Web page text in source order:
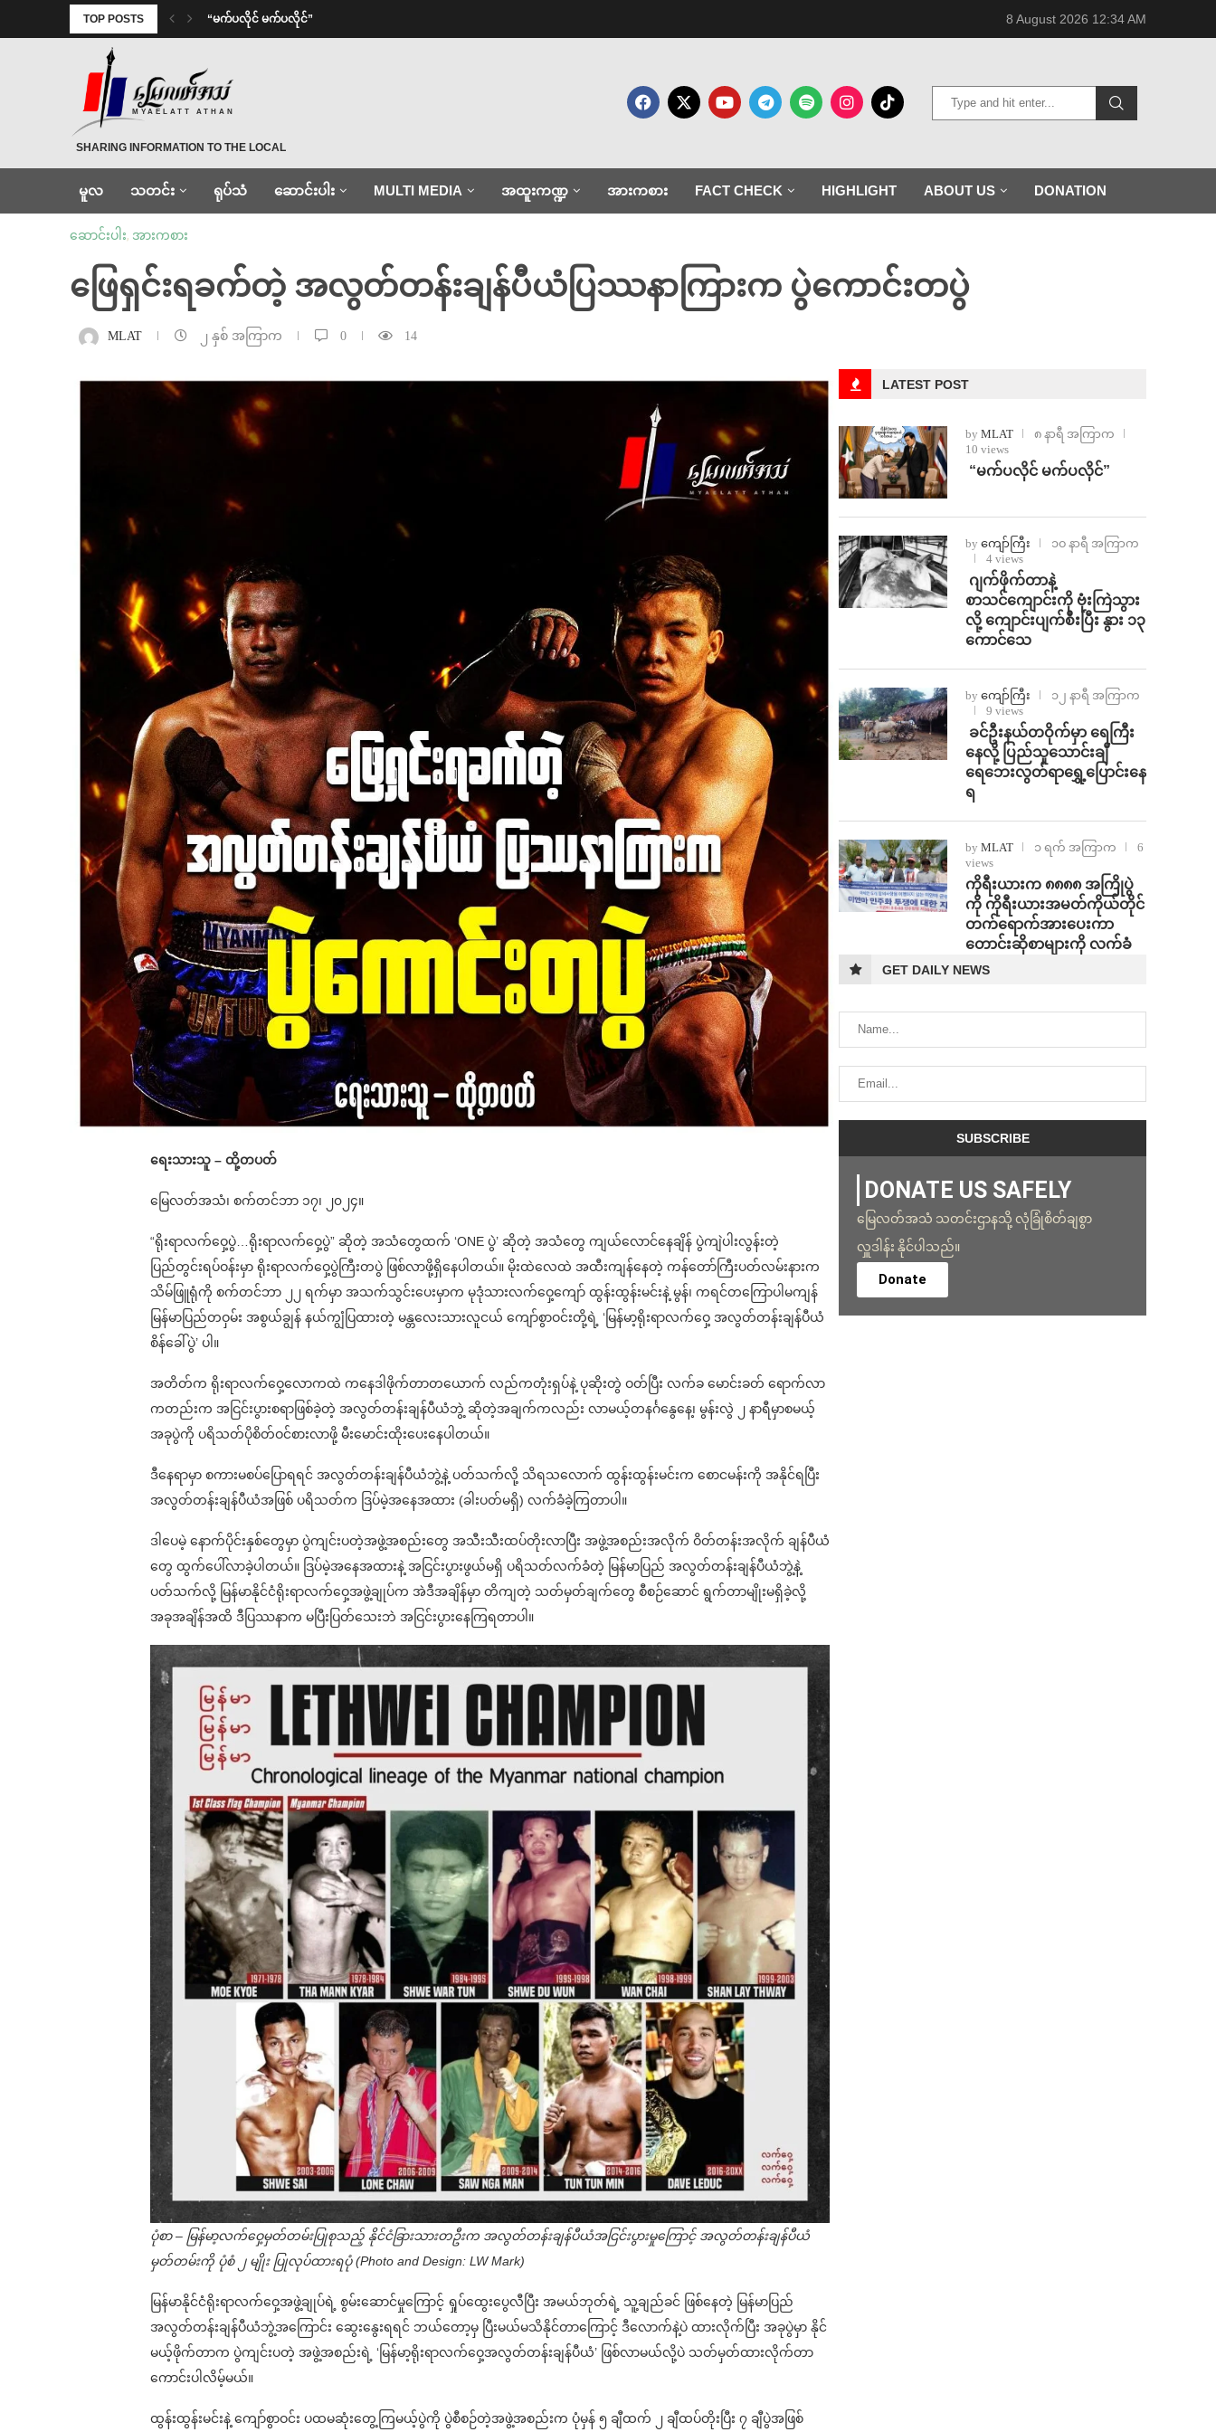
TOP POSTS ⁨ ⁨“မက်ပလိုင် မက်ပလိုင်” 8 August 2026 12:34 AM
MYAELATT ATHAN
SHARING INFORMATION TO THE LOCAL
မူလ သတင်း ရုပ်သံ ဆောင်းပါး MULTI MEDIA အထူးကဏ္ဍ အားကစား FACT CHECK HIGHLIGHT ABOUT US DONATION
ဆောင်းပါး, အားကစား
ဖြေရှင်းရခက်တဲ့ အလွတ်တန်းချန်ပီယံပြဿနာကြားက ပွဲကောင်းတပွဲ
MLAT ၂ နှစ် အကြာက 0 14
ရေးသားသူ – ထို့တပတ်
မြေလတ်အသံ၊ စက်တင်ဘာ ၁၇၊ ၂၀၂၄။
“ရိုးရာလက်ဝှေ့ပွဲ…ရိုးရာလက်ဝှေ့ပွဲ” ဆိုတဲ့ အသံတွေထက် ‘ONE ပွဲ’ ဆိုတဲ့ အသံတွေ ကျယ်လောင်နေချိန် ပွဲကျဲပါးလွန်းတဲ့
ပြည်တွင်းရပ်ဝန်းမှာ ရိုးရာလက်ဝှေ့ပွဲကြီးတပွဲ ဖြစ်လာဖို့ရှိနေပါတယ်။ မိုးထဲလေထဲ အထီးကျန်နေတဲ့ ကန်တော်ကြီးပတ်လမ်းနားက
သိမ်ဖြူရုံကို စက်တင်ဘာ ၂၂ ရက်မှာ အသက်သွင်းပေးမှာက မုဒုံသားလက်ဝှေ့ကျော် ထွန်းထွန်းမင်းနဲ့ မွန်၊ ကရင်တကြောပါမကျန်
မြန်မာပြည်တဝှမ်း အစွယ်ချွန် နယ်ကျွံပြထားတဲ့ မန္တလေးသားလူငယ် ကျော်စွာဝင်းတို့ရဲ့ ‘မြန်မာ့ရိုးရာလက်ဝှေ့ အလွတ်တန်းချန်ပီယံ
စိန်ခေါ်ပွဲ’ ပါ။
အတိတ်က ရိုးရာလက်ဝှေ့လောကထဲ ကနေဒါဖိုက်တာတယောက် လည်ကတုံးရှပ်နဲ့ ပုဆိုးတွဲ ဝတ်ပြီး လက်ခ မောင်းခတ် ရောက်လာ
ကတည်းက အငြင်းပွားစရာဖြစ်ခဲ့တဲ့ အလွတ်တန်းချန်ပီယံဘွဲ့ ဆိုတဲ့အချက်ကလည်း လာမယ့်တနင်္ဂနွေနေ့၊ မွန်းလွဲ ၂ နာရီမှာစမယ့်
အခုပွဲကို ပရိသတ်ပိုစိတ်ဝင်စားလာဖို့ မီးမောင်းထိုးပေးနေပါတယ်။
ဒီနေရာမှာ စကားမစပ်ပြောရရင် အလွတ်တန်းချန်ပီယံဘွဲ့နဲ့ ပတ်သက်လို့ သိရသလောက် ထွန်းထွန်းမင်းက စောငမန်းကို အနိုင်ရပြီး
အလွတ်တန်းချန်ပီယံအဖြစ် ပရိသတ်က ဒြပ်မဲ့အနေအထား (ခါးပတ်မရှိ) လက်ခံခဲ့ကြတာပါ။
ဒါပေမဲ့ နောက်ပိုင်းနှစ်တွေမှာ ပွဲကျင်းပတဲ့အဖွဲ့အစည်းတွေ အသီးသီးထပ်တိုးလာပြီး အဖွဲ့အစည်းအလိုက် ဝိတ်တန်းအလိုက် ချန်ပီယံ
တွေ ထွက်ပေါ်လာခဲ့ပါတယ်။ ဒြပ်မဲ့အနေအထားနဲ့ အငြင်းပွားဖွယ်မရှိ ပရိသတ်လက်ခံတဲ့ မြန်မာပြည် အလွတ်တန်းချန်ပီယံဘွဲ့နဲ့
ပတ်သက်လို့ မြန်မာနိုင်ငံရိုးရာလက်ဝှေ့အဖွဲ့ချုပ်က အဲဒီအချိန်မှာ တိကျတဲ့ သတ်မှတ်ချက်တွေ စီစဉ်ဆောင် ရွက်တာမျိုးမရှိခဲ့လို့
အခုအချိန်အထိ ဒီပြဿနာက မပြီးပြတ်သေးဘဲ အငြင်းပွားနေကြရတာပါ။
ပုံစာ – မြန်မာ့လက်ဝှေ့မှတ်တမ်းပြုစုသည့် နိုင်ငံခြားသားတဦးက အလွတ်တန်းချန်ပီယံအငြင်းပွားမှုကြောင့် အလွတ်တန်းချန်ပီယံ
မှတ်တမ်းကို ပုံစံ ၂ မျိုး ပြုလုပ်ထားရပုံ (Photo and Design: LW Mark)
မြန်မာနိုင်ငံရိုးရာလက်ဝှေ့အဖွဲ့ချုပ်ရဲ့ စွမ်းဆောင်မှုကြောင့် ရှုပ်ထွေးပွေလီပြီး အမယ်ဘုတ်ရဲ့ သူ့ချည်ခင် ဖြစ်နေတဲ့ မြန်မာပြည်
အလွတ်တန်းချန်ပီယံဘွဲ့အကြောင်း ဆွေးနွေးရရင် ဘယ်တော့မှ ပြီးမယ်မသိနိုင်တာကြောင့် ဒီလောက်နဲ့ပဲ ထားလိုက်ပြီး အခုပွဲမှာ နိုင်
မယ့်ဖိုက်တာက ပွဲကျင်းပတဲ့ အဖွဲ့အစည်းရဲ့ ‘မြန်မာ့ရိုးရာလက်ဝှေ့အလွတ်တန်းချန်ပီယံ’ ဖြစ်လာမယ်လို့ပဲ သတ်မှတ်ထားလိုက်တာ
ကောင်းပါလိမ့်မယ်။
ထွန်းထွန်းမင်းနဲ့ ကျော်စွာဝင်း ပထမဆုံးတွေ့ကြမယ့်ပွဲကို ပွဲစီစဉ်တဲ့အဖွဲ့အစည်းက ပုံမှန် ၅ ချီထက် ၂ ချီထပ်တိုးပြီး ၇ ချီပွဲအဖြစ်
LATEST POST
by MLAT
၈ နာရီ အကြာက
10 views
⁨ ⁨“မက်ပလိုင် မက်ပလိုင်”
by ကျော်ကြီး
၁၀ နာရီ အကြာက
4 views
⁨⁩ ⁨ဂျက်ဖိုက်တာနဲ့
စာသင်ကျောင်းကို ဗုံးကြဲသွား
လို့ ကျောင်းပျက်စီးပြီး နွား ၁၃
ကောင်သေ
by ကျော်ကြီး
၁၂ နာရီ အကြာက
9 views
⁩ ⁨ခင်ဦးနယ်တဝိုက်မှာ ရေကြီး
နေလို့ ပြည်သူသောင်းချီ
ရေဘေးလွတ်ရာရွှေ့ပြောင်းနေ
ရ
by MLAT ၁ ရက် အကြာက
6
views
ကိုရီးယားက ၈၈၈၈ အကြိုပွဲ
ကို ကိုရီးယားအမတ်ကိုယ်တိုင်
တက်ရောက်အားပေးကာ
တောင်းဆိုစာများကို လက်ခံ
GET DAILY NEWS
DONATE US SAFELY
မြေလတ်အသံ သတင်းဌာနသို့ လုံခြုံစိတ်ချစွာ
လှူဒါန်း နိုင်ပါသည်။
Donate